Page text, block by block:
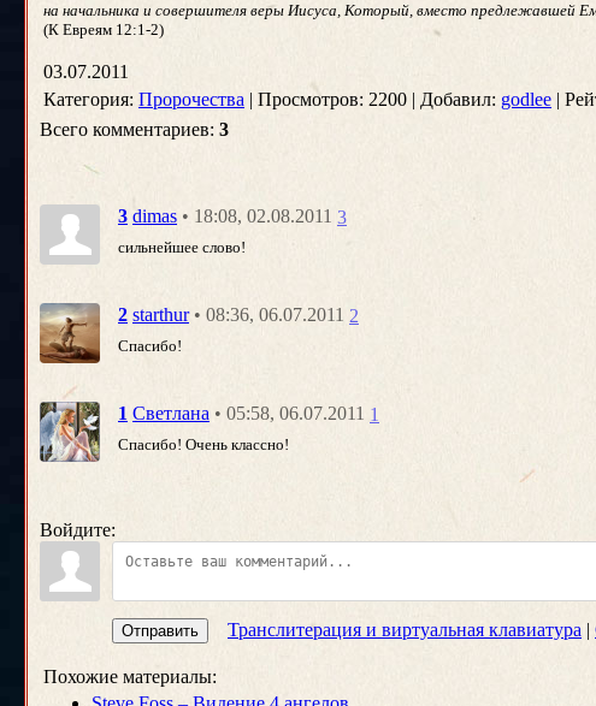
на начальника и совершителя веры Иисуса, Который, вместо предлежавшей
(К Евреям 12:1-2)
03.07.2011
Категория: Пророчества | Просмотров: 2200 | Добавил: godlee |
Всего комментариев: 3
3 dimas • 18:08, 02.08.2011 3
сильнейшее слово!
2 starthur • 08:36, 06.07.2011 2
Спасибо!
1 Светлана • 05:58, 06.07.2011 1
Спасибо! Очень классно!
Войдите:
Отправить Транслитерация и виртуальная клавиатура |
Похожие материалы: